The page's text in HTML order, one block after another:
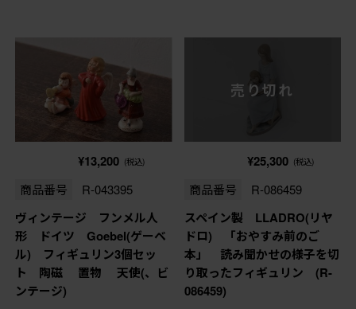
¥13,200 (税込)
商品番号 R-043395
ヴィンテージ フンメル人
形 ドイツ Goebel(ゲーベ
ル) フィギュリン3個セッ
ト 陶磁 置物 天使(、ビ
ンテージ)
売り切れ
¥25,300 (税込)
商品番号 R-086459
スペイン製 LLADRO(リヤ
ドロ) 「おやすみ前のご
本」 読み聞かせの様子を切
り取ったフィギュリン (R-
086459)